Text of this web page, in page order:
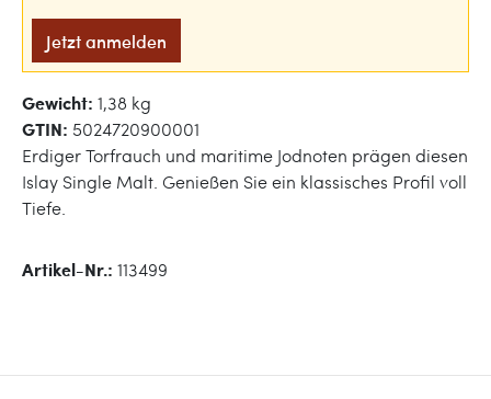
Jetzt anmelden
Gewicht: 1,38 kg
GTIN: 5024720900001
Erdiger Torfrauch und maritime Jodnoten prägen diesen
Islay Single Malt. Genießen Sie ein klassisches Profil voll
Tiefe.
Artikel-Nr.: 113499